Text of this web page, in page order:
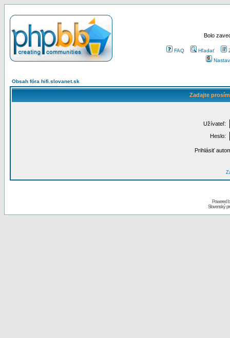
Bolo
FAQ Hľadať
Obsah fóra hifi.slovanet.sk
Zadajte
Užívateľ:
Heslo:
Prihlásiť
Powered
Slovenský